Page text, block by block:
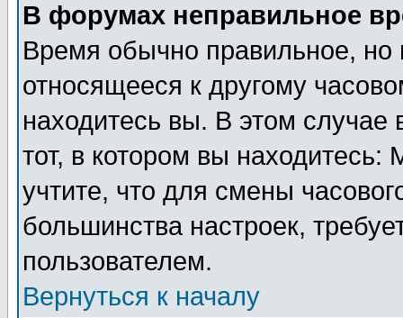
В форумах неправильное
Время обычно правильное,
относящееся к другому
находитесь вы. В этом
тот, в котором вы
учтите, что для смены
большинства настроек,
пользователем.
Вернуться к началу